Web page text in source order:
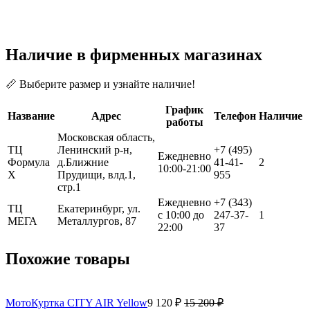
Наличие в фирменных магазинах
📏 Выберите размер и узнайте наличие!
Название Адрес
График
работы
Телефон Наличие
ТЦ
Формула
Х
Московская область,
Ленинский р-н,
д.Ближние
Прудищи, влд.1,
стр.1
Ежедневно
10:00-21:00
+7 (495)
41-41-
955
2
ТЦ
МЕГА
Екатеринбург, ул.
Металлургов, 87
Ежедневно
с 10:00 до
22:00
+7 (343)
247-37-
37
1
Похожие товары
МотоКуртка CITY AIR Yellow9 120 ₽ 15 200 ₽